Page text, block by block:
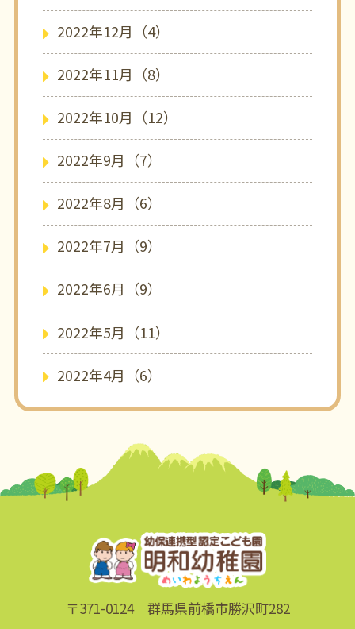
2022年12月（4）
2022年11月（8）
2022年10月（12）
2022年9月（7）
2022年8月（6）
2022年7月（9）
2022年6月（9）
2022年5月（11）
2022年4月（6）
〒371-0124 群馬県前橋市勝沢町282